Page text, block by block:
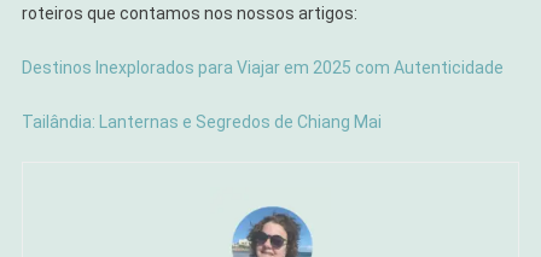
roteiros que contamos nos nossos artigos:
Destinos Inexplorados para Viajar em 2025 com Autenticidade
Tailândia: Lanternas e Segredos de Chiang Mai